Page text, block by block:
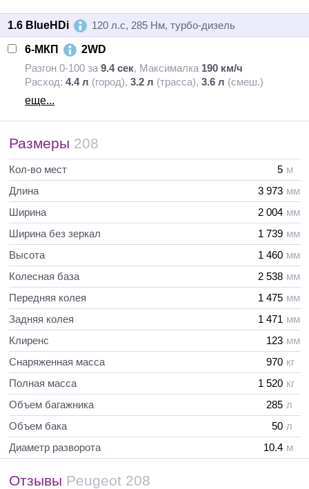
1.6 BlueHDi 120 л.с, 285 Нм, турбо-дизель
6-МКП
2WD
Разгон 0-100 за 9.4 сек, Максималка 190 км/ч
Расход: 4.4 л (город), 3.2 л (трасса), 3.6 л (смеш.)
еще...
Размеры 208
Кол-во мест 5 м
Длина
3 973 мм
Ширина
2 004 мм
Ширина без зеркал
1 739 мм
Высота
1 460 мм
Колесная база
2 538 мм
Передняя колея
1 475 мм
Задняя колея
1 471 мм
Клиренс
123 мм
Снаряженная масса
970 кг
Полная масса
1 520 кг
Объем багажника
285 л
Объем бака
50 л
Диаметр разворота
10.4 м
Отзывы Peugeot 208